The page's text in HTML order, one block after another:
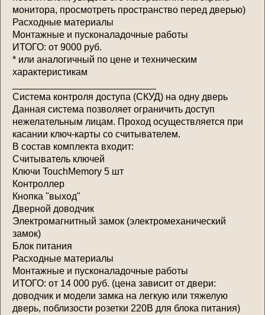
монитора, просмотреть пространство перед дверью)
Расходные материалы
Монтажные и пусконаладочные работы
ИТОГО: от 9000 руб.
* или аналогичный по цене и техническим
характеристикам
Система контроля доступа (СКУД) на одну дверь
Данная система позволяет ограничить доступ
нежелательным лицам. Проход осуществляется при
касании ключ-карты со считывателем.
В состав комплекта входит:
Считыватель ключей
Ключи TouchMemory 5 шт
Контроллер
Кнопка "выход"
Дверной доводчик
Электромагнитный замок (электромеханический
замок)
Блок питания
Расходные материалы
Монтажные и пусконаладочные работы
ИТОГО: от 14 000 руб. (цена зависит от двери:
доводчик и модели замка на легкую или тяжелую
дверь, поблизости розетки 220В для блока питания)